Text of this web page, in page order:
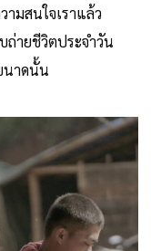
ามสนใจเราแล้ว
ถ่ายชีวิตประจำวัน
นาดนั้น